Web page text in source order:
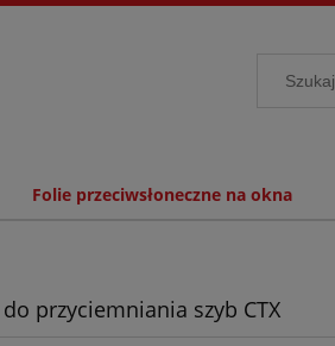
Folie przeciwsłoneczne na okna
przyciemniania szyb CTX